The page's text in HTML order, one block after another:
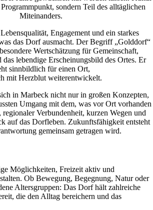
sondern Teil des alltäglichen
Miteinanders.
Engagement und ein starkes
das Dorf ausmacht. Der Begriff „Golddorf“
Wertschätzung für Gemeinschaft,
das lebendige Erscheinungsbild des Ortes. Er
sinnbildlich für einen Ort,
mit Herzblut weiterentwickelt.
in Marbeck nicht nur in großen Konzepten,
Umgang mit dem, was vor Ort vorhanden
Verbundenheit, kurzen Wegen und
auf das Dorfleben. Zukunftsfähigkeit entsteht
gemeinsam getragen wird.
Möglichkeiten, Freizeit aktiv und
Ob Bewegung, Begegnung, Natur oder
Altersgruppen: Das Dorf hält zahlreiche
die den Alltag bereichern und das